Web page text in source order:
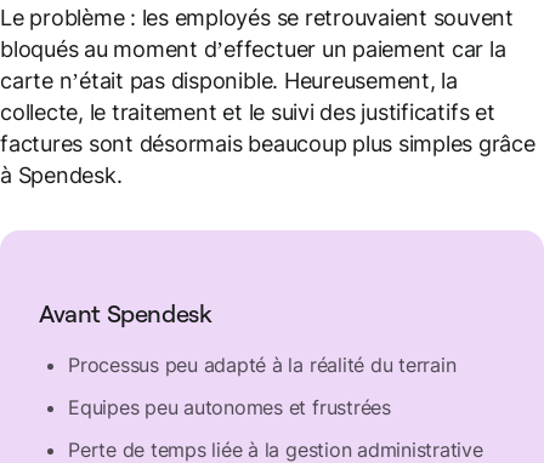
Le problème : les employés se retrouvaient souvent
bloqués au moment d’effectuer un paiement car la
carte n’était pas disponible. Heureusement, la
collecte, le traitement et le suivi des justificatifs et
factures sont désormais beaucoup plus simples grâce
à Spendesk.
Avant Spendesk
Processus peu adapté à la réalité du terrain
Equipes peu autonomes et frustrées
Perte de temps liée à la gestion administrative